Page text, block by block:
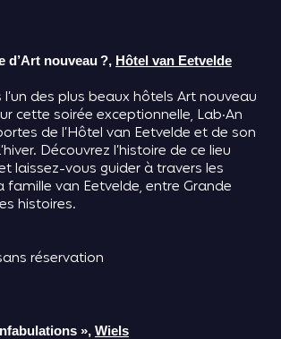
d’Art nouveau ?, Hôtel van Eetvelde
des plus beaux hôtels Art nouveau
cette soirée exceptionnelle, Lab·An
de l’Hôtel van Eetvelde et de son
Découvrez l’histoire de ce lieu
laissez-vous guider à travers les
famille van Eetvelde, entre Grande
histoires.
réservation
», Wiels